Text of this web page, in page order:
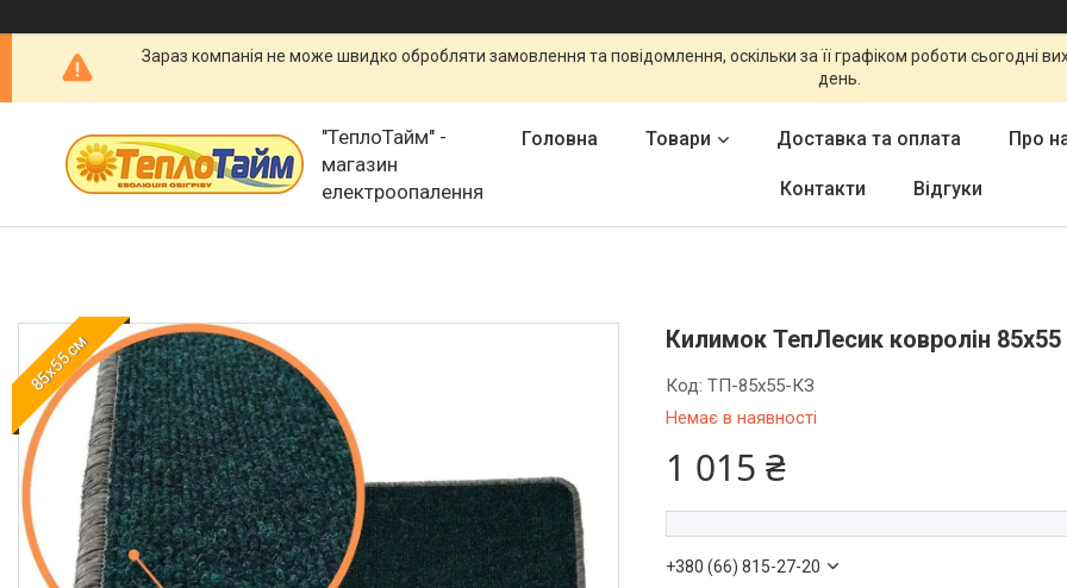
Зараз компанія не може швидко обробляти замовлення та повідомлення, оскільки за її графіком роботи сьогодні
день.
"ТеплоТайм" -
магазин
електроопалення
Головна Товари Доставка та оплата Про
Контакти Відгуки
85х55 см Килимок ТепЛесик ковролін
Немає в наявності
Код:ТП-85х55-КЗ
1 015 ₴
+380 (66) 815-27-20